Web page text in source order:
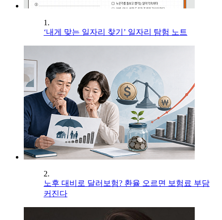
1.
‘내게 맞는 일자리 찾기’ 일자리 탐험 노트
2.
노후 대비로 달러보험? 환율 오르면 보험료 부담
커진다